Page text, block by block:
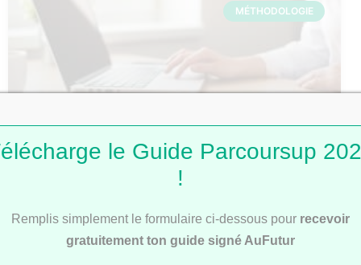
MÉTHODOLOGIE
Comment faire une fiche de révision ?
le Guide Parcoursup
!
Remplis simplement le formulaire ci-dessous pour recevoir
gratuitement ton guide signé AuFutur